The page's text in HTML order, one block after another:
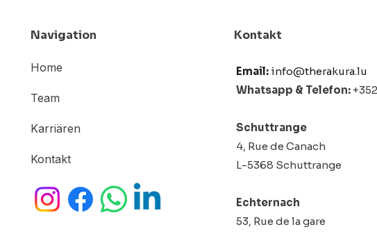
Home
Team
Karriären
Kontakt
Navigation Kontakt
Email: info@therakura.lu
Whatsapp & Telefon:+352
Schuttrange
4, Rue de Canach
L-5368 Schuttrange
Echternach
53, Rue de la gare